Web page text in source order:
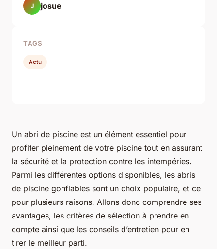
Un abri de piscine est un élément essentiel pour
profiter pleinement de votre piscine tout en assurant
la sécurité et la protection contre les intempéries.
Parmi les différentes options disponibles, les abris
de piscine gonflables sont un choix populaire, et ce
pour plusieurs raisons. Allons donc comprendre ses
avantages, les critères de sélection à prendre en
compte ainsi que les conseils d’entretien pour en
tirer le meilleur parti.
J josue
TAGS
Actu